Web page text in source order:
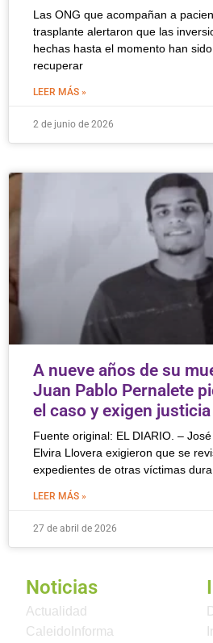
Las ONG que acompañan a
trasplante alertaron que las
hechas hasta el momento han
recuperar
LEER MÁS »
2 de junio de 2026
A nueve años de su
Juan Pablo Pernalete
el caso y exigen justicia
Fuente original: EL DIARIO. –
Elvira Llovera exigieron que se
expedientes de otras víctimas
LEER MÁS »
27 de abril de 2026
Noticias
Actualidad
CaleidoInforma